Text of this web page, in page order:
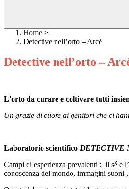
Home >
Detective nell’orto – Arcè
Detective nell’orto –
L'orto da curare e coltivare tutti
Un grazie di cuore ai genitori che ci
Laboratorio scientifico DETECTIVE
Campi di esperienza prevalenti : il sé e
conoscenza del mondo, immagini suoni